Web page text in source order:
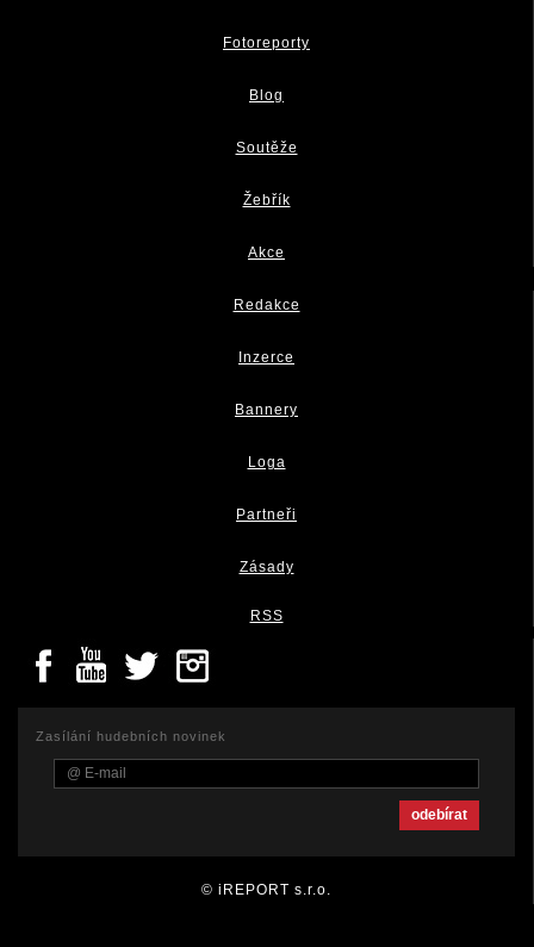
Fotoreporty
Blog
Soutěže
Žebřík
Akce
Redakce
Inzerce
Bannery
Loga
Partneři
Zásady
RSS
Zasílání hudebních novinek
© iREPORT s.r.o.